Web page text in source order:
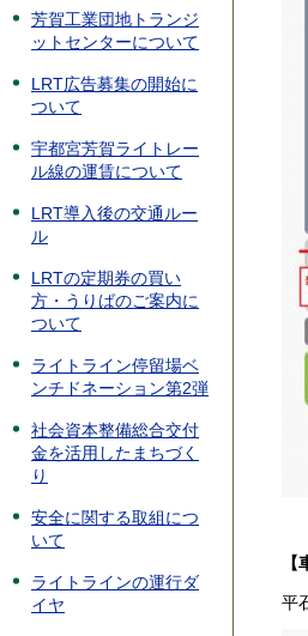
芳賀工業団地トランジ
ットセンターについて
LRT広告募集の開始に
ついて
宇都宮芳賀ライトレー
ル線の運賃について
LRT導入後の交通ルー
ル
LRTの定期券の買い
方・うりばのご案内に
ついて
ライトライン停留場ベ
ンチドネーション第2弾
社会資本整備総合交付
金を活用したまちづく
り
安全に関する取組につ
いて
ライトラインの運行ダ
イヤ
平